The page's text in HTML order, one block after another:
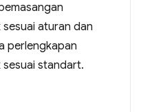
aturan dan
perlengkapan
sesuai standart.